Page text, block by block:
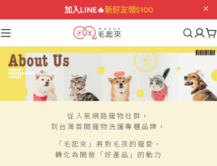
加入LINE🔥新好友領$100
購
物
從人氣網路寵物社群，
到台灣首間寵物洗護專櫃品牌，
「毛起來」將對毛孩的寵愛，
轉化為開發「好產品」的動力